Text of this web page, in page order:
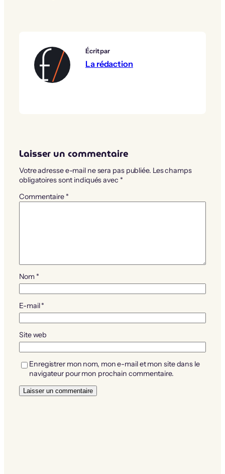
Écrit par
La rédaction
Laisser un commentaire
Votre adresse e-mail ne sera pas publiée. Les champs
obligatoires sont indiqués avec *
Commentaire *
Nom *
E-mail*
Site web
Enregistrer mon nom, mon e-mail et mon site dans le
navigateur pour mon prochain commentaire.